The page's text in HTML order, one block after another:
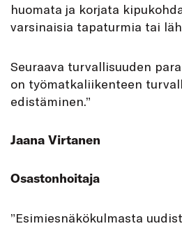
huomata ja korjata
varsinaisia tapaturmia tai
Seuraava turvallisuuden
on työmatkaliikenteen
edistäminen.”
Jaana Virtanen
Osastonhoitaja
”Esimiesnäkökulmasta